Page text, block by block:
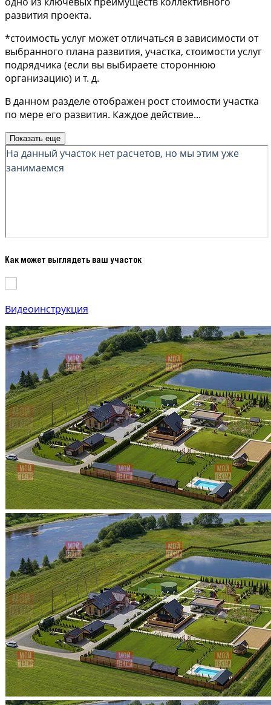
развития проекта.
*стоимость услуг может отличаться в зависимости от
выбранного плана развития, участка, стоимости услуг
подрядчика (если вы выбираете стороннюю
организацию) и т. д.
В данном разделе отображен рост стоимости участка
по мере его развития. Каждое действие...
Показать еще
Как может выглядеть ваш участок
Видеоинструкция